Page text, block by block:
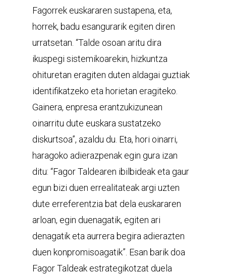
Fagorrek euskararen sustapena, eta,
horrek, badu esangurarik egiten diren
urratsetan. “Talde osoan aritu dira
ikuspegi sistemikoarekin, hizkuntza
ohituretan eragiten duten aldagai guztiak
identifikatzeko eta horietan eragiteko.
Gainera, enpresa erantzukizunean
oinarritu dute euskara sustatzeko
diskurtsoa”, azaldu du. Eta, hori oinarri,
haragoko adierazpenak egin gura izan
ditu: “Fagor Taldearen ibilbideak eta gaur
egun bizi duen errealitateak argi uzten
dute erreferentzia bat dela euskararen
arloan, egin duenagatik, egiten ari
denagatik eta aurrera begira adierazten
duen konpromisoagatik”. Esan barik doa
Fagor Taldeak estrategikotzat duela